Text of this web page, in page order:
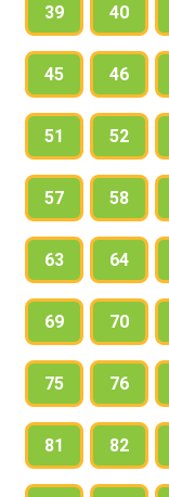
39 40
45 46
51 52
57 58
63 64
69 70
75 76
81 82